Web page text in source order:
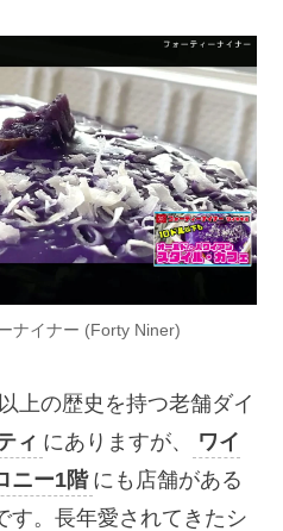
ナイナー (Forty Niner)
上の歴史を持つ老舗ダイ
ィ にありますが、
ワイ
ニー1階 にも店舗がある
す。長年愛されてきたシ